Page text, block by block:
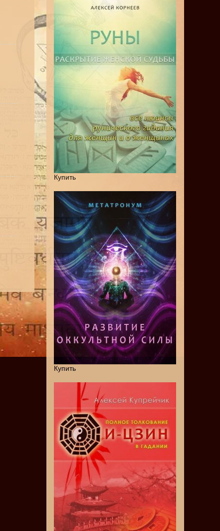
Купить
Купить